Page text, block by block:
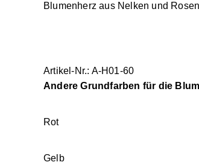
Blumenherz aus Nelken und
Artikel-Nr.: A-H01-60
Andere Grundfarben für die
Rot
Gelb